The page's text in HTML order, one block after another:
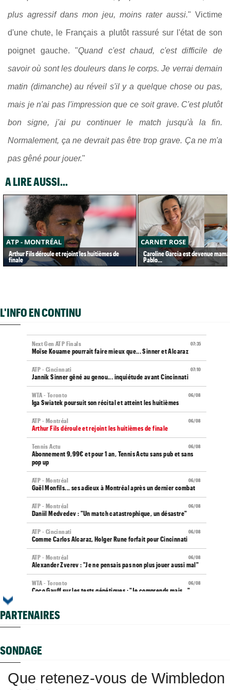
plus agressif dans mon jeu, moins rater aussi." Victime
d'une chute, le Français a plutôt rassuré sur l'état de son
poignet gauche. "Quand c'est chaud, c'est difficile de
savoir où sont les douleurs dans le corps. Je verrai demain
matin (dimanche) au réveil s'il y a quelque chose ou pas,
mais je n'ai pas l'impression que ce soit grave. C'est plutôt
bon signe, j'ai pu continuer le match jusqu'à la fin.
Normalement, ça ne devrait pas être trop grave. Ça ne m'a
pas gêné pour jouer."
A LIRE AUSSI...
ATP - MONTRÉAL
Arthur Fils déroule et rejoint les huitièmes de
finale
CARNET ROSE
Caroline Garcia est devenue
Pablo...
L'INFO EN CONTINU
07:35
Next Gen ATP Finals
Moïse Kouame pourrait faire mieux que... Sinner et Alcaraz
07:10
ATP - Cincinnati
Jannik Sinner gêné au genou... inquiétude avant Cincinnati
06/08
WTA - Toronto
Iga Swiatek poursuit son récital et atteint les huitièmes
06/08
ATP - Montréal
Arthur Fils déroule et rejoint les huitièmes de finale
06/08
Tennis Actu
Abonnement 9,99€ et pour 1 an, Tennis Actu sans pub et sans
pop up
06/08
ATP - Montréal
Gaël Monfils... ses adieux à Montréal après un dernier combat
06/08
ATP - Montréal
Daniil Medvedev : "Un match catastrophique, un désastre"
06/08
ATP - Cincinnati
Comme Carlos Alcaraz, Holger Rune forfait pour Cincinnati
06/08
ATP - Montréal
Alexander Zverev : "Je ne pensais pas non plus jouer aussi mal"
06/08
WTA - Toronto
Coco Gauff sur les tests génétiques : "Je comprends mais..."
Auger-Aliassime, forfait : "Une douleur au niveau du dos"
US Open
PARTENAIRES
SONDAGE
Que retenez-vous de Wimbledon